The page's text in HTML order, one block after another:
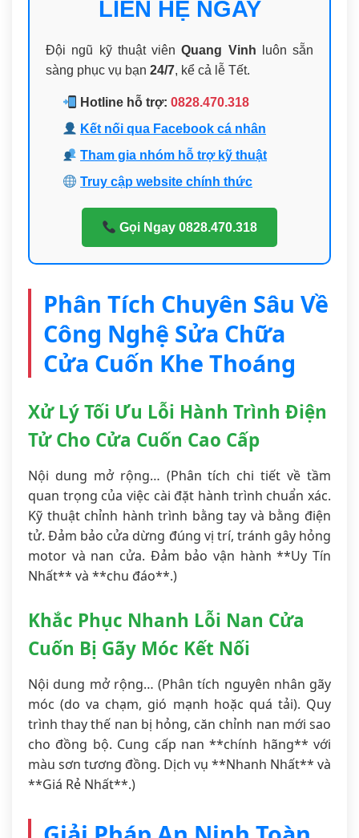
LIÊN HỆ NGAY
Đội ngũ kỹ thuật viênQuang Vinh luôn sẵn
sàng phục vụ bạn 24/7, kể cả lễ Tết.
Hotline hỗ trợ: 0828.470.318
Kết nối qua Facebook cá nhân
Tham gia nhóm hỗ trợ kỹ thuật
Truy cập website chính thức
Gọi Ngay 0828.470.318
Phân Tích Chuyên Sâu Về
Công Nghệ Sửa Chữa
Cửa Cuốn Khe Thoáng
Xử Lý Tối Ưu Lỗi Hành Trình Điện
Tử Cho Cửa Cuốn Cao Cấp
Nội dung mở rộng… (Phân tích chi tiết về tầm
quan trọng của việc cài đặt hành trình chuẩn xác.
Kỹ thuật chỉnh hành trình bằng tay và bằng điện
tử. Đảm bảo cửa dừng đúng vị trí, tránh gây hỏng
motor và nan cửa. Đảm bảo vận hành **Uy Tín
Nhất** và **chu đáo**.)
Khắc Phục Nhanh Lỗi Nan Cửa
Cuốn Bị Gãy Móc Kết Nối
Nội dung mở rộng… (Phân tích nguyên nhân gãy
móc (do va chạm, gió mạnh hoặc quá tải). Quy
trình thay thế nan bị hỏng, căn chỉnh nan mới sao
cho đồng bộ. Cung cấp nan **chính hãng** với
màu sơn tương đồng. Dịch vụ **Nhanh Nhất** và
**Giá Rẻ Nhất**.)